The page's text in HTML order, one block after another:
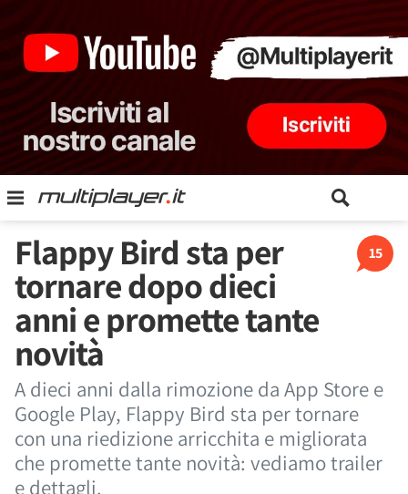
15
Flappy Bird sta per
tornare dopo dieci
anni e promette tante
novità
A dieci anni dalla rimozione da App Store e
Google Play, Flappy Bird sta per tornare
con una riedizione arricchita e migliorata
che promette tante novità: vediamo trailer
e dettagli.